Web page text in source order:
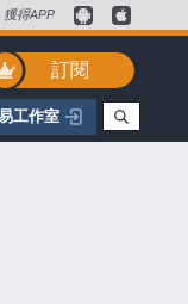
獲得APP
訂閱
工作室